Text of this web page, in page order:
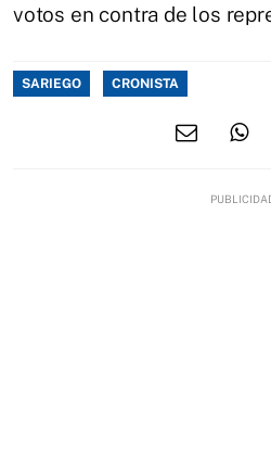
votos en contra de los
SARIEGO CRONISTA